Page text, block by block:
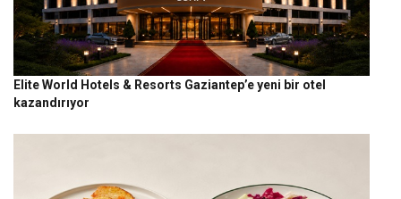
Elite World Hotels & Resorts Gaziantep’e yeni bir otel
kazandırıyor